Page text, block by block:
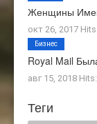
Женщины
окт 26, 2017
Royal Mail
авг 15, 2018
Бизнес
Теги